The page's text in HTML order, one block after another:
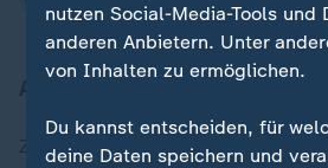
Zuletzt veröffentlicht
nutzen Social-Media-Tools und
anderen Anbietern. Unter
von Inhalten zu ermöglichen.
Du kannst entscheiden, für
deine Daten speichern und